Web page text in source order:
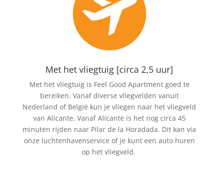
Met het vliegtuig [circa 2,5 uur]
Met het vliegtuig is Feel Good Apartment goed te
bereiken. Vanaf diverse vliegvelden vanuit
Nederland of België kun je vliegen naar het vliegveld
van Alicante. Vanaf Alicante is het nog circa 45
minuten rijden naar Pilar de la Horadada. Dit kan via
onze luchtenhavenservice of je kunt een auto huren
op het vliegveld.